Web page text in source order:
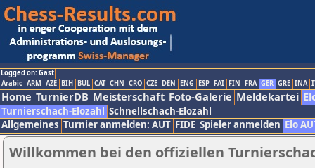
Logged on: Gast
Arabic ARM AZE BIH BUL CAT CHN CRO CZE DEN ENG ESP FAI FIN FRA GER GRE INA
Home TurnierDB Meisterschaft Foto-Galerie Meldekartei
Turnierschach-Elozahl Schnellschach-Elozahl
Allgemeines Turnier anmelden: AUT FIDE Spieler anmelden Elo
Willkommen bei den offiziellen